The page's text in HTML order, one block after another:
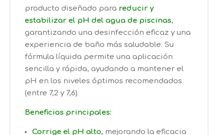
producto diseñado para reducir y
estabilizar el pH del agua de piscinas,
garantizando una desinfección eficaz y una
experiencia de baño más saludable. Su
fórmula líquida permite una aplicación
sencilla y rápida, ayudando a mantener el
pH en los niveles óptimos recomendados
(entre 7,2 y 7,6).​
Beneficios principales:
Corrige el pH alto, mejorando la eficacia